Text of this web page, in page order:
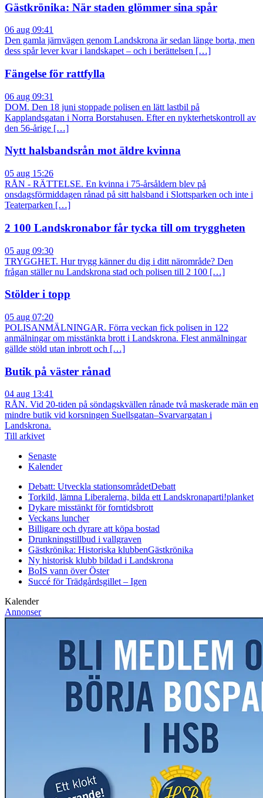
Gästkrönika: När staden glömmer sina spår
06 aug 09:41
Den gamla järnvägen genom Landskrona är sedan länge borta, men
dess spår lever kvar i landskapet – och i berättelsen […]
Fängelse för rattfylla
06 aug 09:31
DOM. Den 18 juni stoppade polisen en lätt lastbil på
Kapplandsgatan i Norra Borstahusen. Efter en nykterhetskontroll av
den 56-årige […]
Nytt halsbandsrån mot äldre kvinna
05 aug 15:26
RÅN - RÄTTELSE. En kvinna i 75-årsåldern blev på
onsdagsförmiddagen rånad på sitt halsband i Slottsparken och inte i
Teaterparken […]
2 100 Landskronabor får tycka till om tryggheten
05 aug 09:30
TRYGGHET. Hur trygg känner du dig i ditt närområde? Den
frågan ställer nu Landskrona stad och polisen till 2 100 […]
Stölder i topp
05 aug 07:20
POLISANMÄLNINGAR. Förra veckan fick polisen in 122
anmälningar om misstänkta brott i Landskrona. Flest anmälningar
gällde stöld utan inbrott och […]
Butik på väster rånad
04 aug 13:41
RÅN. Vid 20-tiden på söndagskvällen rånade två maskerade män en
mindre butik vid korsningen Suellsgatan–Svarvargatan i
Landskrona.
Till arkivet
Senaste
Kalender
Debatt: Utveckla stationsområdetDebatt
Torkild, lämna Liberalerna, bilda ett Landskronaparti!planket
Dykare misstänkt för forntidsbrott
Veckans luncher
Billigare och dyrare att köpa bostad
Drunkningstillbud i vallgraven
Gästkrönika: Historiska klubbenGästkrönika
Ny historisk klubb bildad i Landskrona
BoIS vann över Öster
Succé för Trädgårdsgillet – Igen
Kalender
Annonser